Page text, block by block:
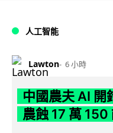
人工智能
Lawton 6 小時
中國農夫 AI 開
農蝕 17 萬